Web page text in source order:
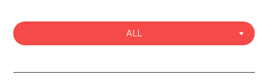
ALL